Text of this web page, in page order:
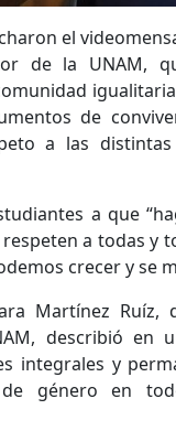
el
de la UNAM,
de
a las
a que
a todas y
crecer y se
Martínez Ruíz,
describió en
integrales y
género en